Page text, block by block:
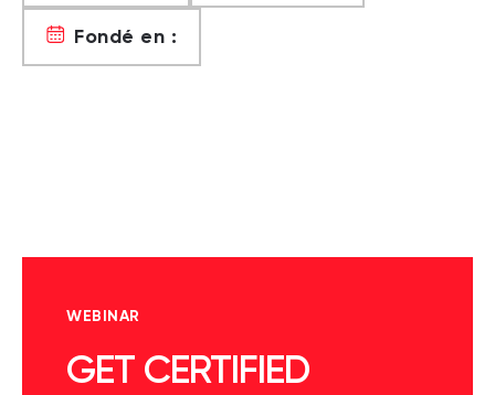
Fondé en :
WEBINAR
GET CERTIFIED